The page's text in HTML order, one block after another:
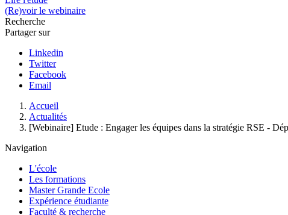
(Re)voir le webinaire
Recherche
Partager sur
Linkedin
Twitter
Facebook
Email
d'Ariane
Accueil
Actualités
[Webinaire] Etude : Engager les équipes dans la stratégie RSE -
Navigation
L'école
Les formations
Master Grande Ecole
Expérience étudiante
Faculté & recherche